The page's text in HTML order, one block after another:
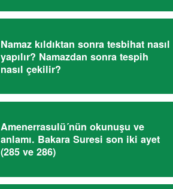
Namaz kıldıktan sonra tesbihat nasıl
yapılır? Namazdan sonra tespih
nasıl çekilir?
Amenerrasulü´nün okunuşu ve
anlamı. Bakara Suresi son iki ayet
(285 ve 286)